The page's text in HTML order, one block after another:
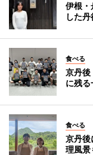
伊根
した
食べる
京丹
に残る
食べる
京丹
理風景